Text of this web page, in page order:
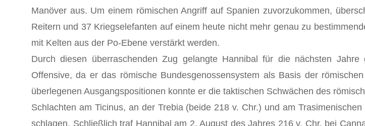
Manöver aus. Um einem römischen Angriff auf Spanien zuvorzukommen,
Reitern und 37 Kriegselefanten auf einem heute nicht mehr genau zu
mit Kelten aus der Po-Ebene verstärkt werden.
Durch diesen überraschenden Zug gelangte Hannibal für die nächsten
Offensive, da er das römische Bundesgenossensystem als Basis der
überlegenen Ausgangspositionen konnte er die taktischen Schwächen des
Schlachten am Ticinus, an der Trebia (beide 218 v. Chr.) und am
schlagen. Schließlich traf Hannibal am 2. August des Jahres 216 v. Chr. bei